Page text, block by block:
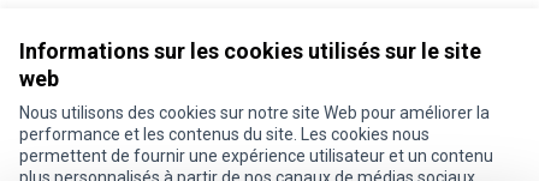
Informations sur les cookies utilisés sur le site
web
Nous utilisons des cookies sur notre site Web pour améliorer la
performance et les contenus du site. Les cookies nous
permettent de fournir une expérience utilisateur et un contenu
Conditions d'utilisation
Paramètres des cookies
Je participe ! sur X
Je participe ! sur Facebook
Je participe ! sur Instagram